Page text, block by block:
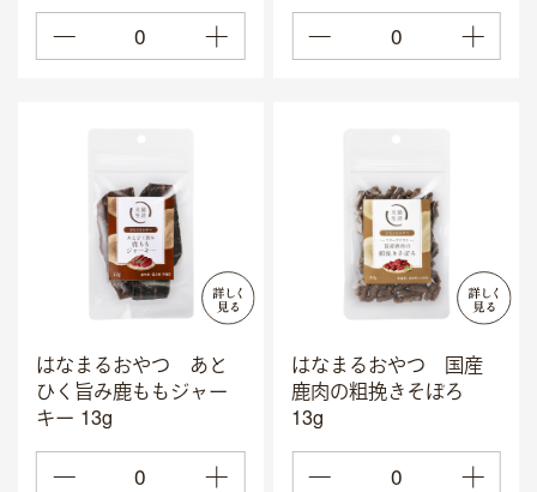
0 0
はなまるおやつ あと
ひく旨み鹿ももジャー
キー 13g
0
はなまるおやつ 国産
鹿肉の粗挽きそぼろ
13g
0